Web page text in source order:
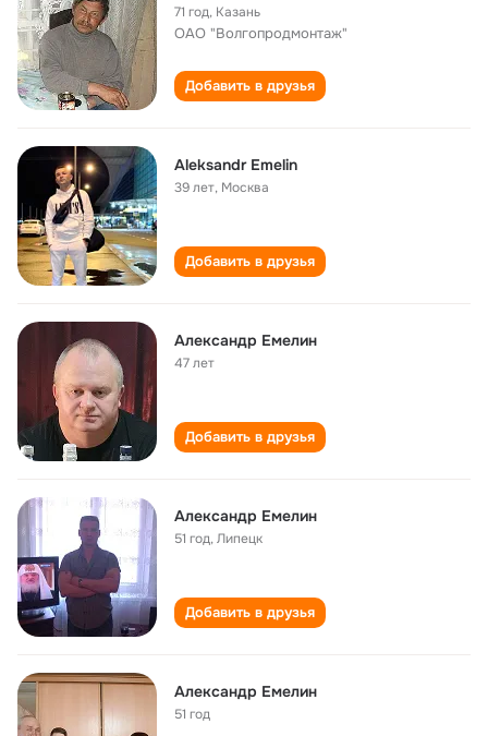
71 год, Казань
ОАО "Волгопродмонтаж"
Добавить в друзья
Aleksandr Emelin
39 лет, Москва
Добавить в друзья
Александр Емелин
47 лет
Добавить в друзья
Александр Емелин
51 год,Липецк
Добавить в друзья
Александр Емелин
51 год